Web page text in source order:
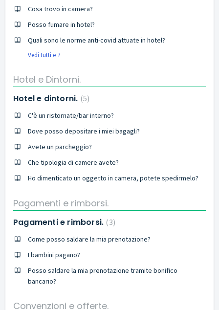
Cosa trovo in camera?
Posso fumare in hotel?
Quali sono le norme anti-covid attuate in hotel?
Vedi tutti e 7
Hotel e Dintorni.
Hotel e dintorni. 5
C'è un ristornate/bar interno?
Dove posso depositare i miei bagagli?
Avete un parcheggio?
Che tipologia di camere avete?
Ho dimenticato un oggetto in camera, potete spedirmelo?
Pagamenti e rimborsi.
Pagamenti e rimborsi. 3
Come posso saldare la mia prenotazione?
I bambini pagano?
Posso saldare la mia prenotazione tramite bonifico
bancario?
Convenzioni e offerte.